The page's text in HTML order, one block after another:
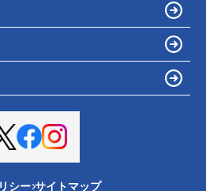
シー サイトマップ